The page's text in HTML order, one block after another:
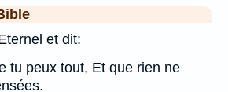
et dit:
tu peux tout, Et que rien ne